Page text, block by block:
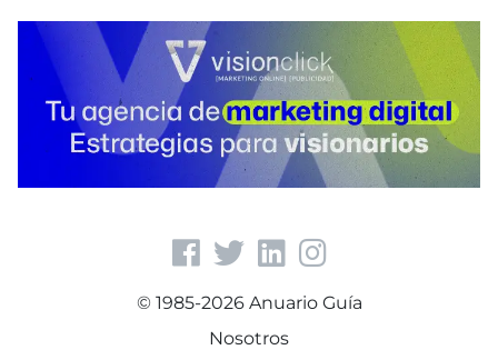
© 1985-2026 Anuario Guía
Nosotros